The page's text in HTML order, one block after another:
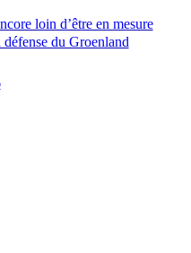
loin d’être en mesure
défense du Groenland